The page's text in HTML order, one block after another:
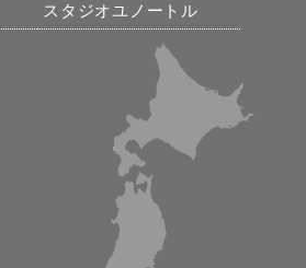
スタジオユノートル